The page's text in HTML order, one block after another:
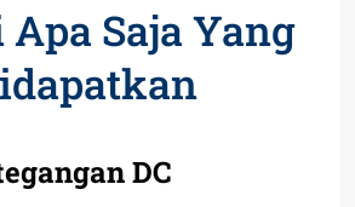
Saja Yang
DC